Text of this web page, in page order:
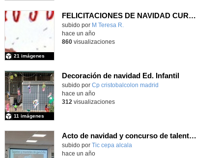
FELICITACIONES DE NAVIDAD CURSO 2024-25
subido por M Teresa R.
21 imágenes
hace un año
860visualizaciones
Decoración de navidad Ed. Infantil
Contenido educativo.
subido por Cp cristobalcolon madrid
11 imágenes
hace un año
312 visualizaciones
Acto de navidad y concurso de talentos 23/24
subido por Tic cepa alcala
hace un año